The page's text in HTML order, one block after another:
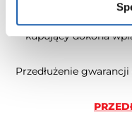
Standardowa
na warunkach
kupujący dokona
Przedłużenie